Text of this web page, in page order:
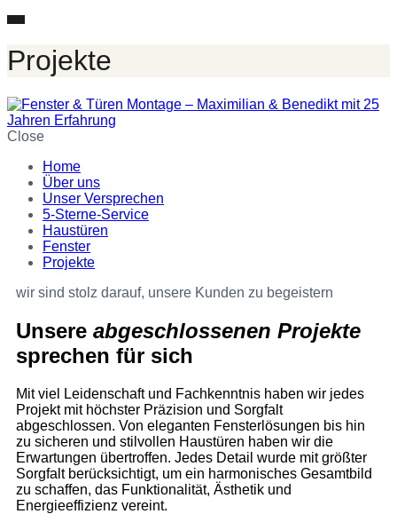
Projekte
Close
Home
Über uns
Unser Versprechen
5-Sterne-Service
Haustüren
Fenster
Projekte
wir sind stolz darauf, unsere Kunden zu begeistern
Unsere abgeschlossenen Projekte
sprechen für sich
Mit viel Leidenschaft und Fachkenntnis haben wir jedes
Projekt mit höchster Präzision und Sorgfalt
abgeschlossen. Von eleganten Fensterlösungen bis hin
zu sicheren und stilvollen Haustüren haben wir die
Erwartungen übertroffen. Jedes Detail wurde mit größter
Sorgfalt berücksichtigt, um ein harmonisches Gesamtbild
zu schaffen, das Funktionalität, Ästhetik und
Energieeffizienz vereint.